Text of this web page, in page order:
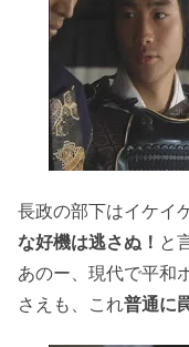
長政の部下はイケイ
な好機は逃さぬ！ と
あのー、現代で平和
さえも、これ普通に